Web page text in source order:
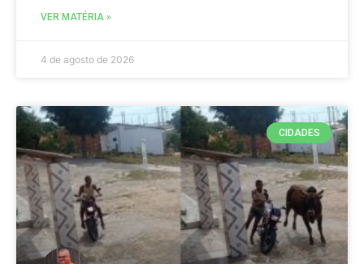
VER MATÉRIA »
4 de agosto de 2026
CIDADES